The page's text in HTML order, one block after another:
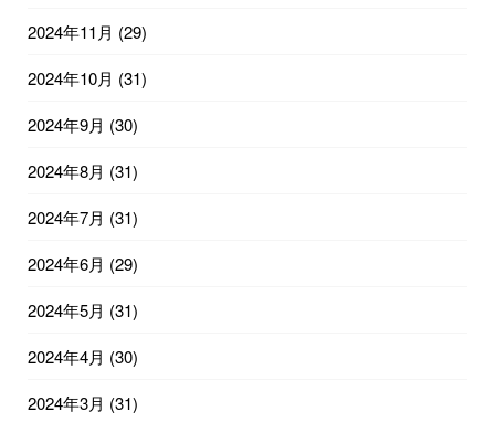
2024年11月 (29)
2024年10月 (31)
2024年9月 (30)
2024年8月 (31)
2024年7月 (31)
2024年6月 (29)
2024年5月 (31)
2024年4月 (30)
2024年3月 (31)